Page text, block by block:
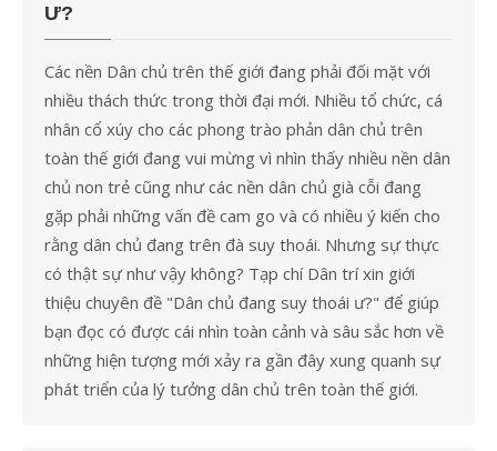
Ư?
Các nền Dân chủ trên thế giới đang phải đối mặt với
nhiều thách thức trong thời đại mới. Nhiều tổ chức, cá
nhân cổ xúy cho các phong trào phản dân chủ trên
toàn thế giới đang vui mừng vì nhìn thấy nhiều nền dân
chủ non trẻ cũng như các nền dân chủ già cỗi đang
gặp phải những vấn đề cam go và có nhiều ý kiến cho
rằng dân chủ đang trên đà suy thoái. Nhưng sự thực
có thật sự như vậy không? Tạp chí Dân trí xin giới
thiệu chuyên đề "Dân chủ đang suy thoái ư?" để giúp
bạn đọc có được cái nhìn toàn cảnh và sâu sắc hơn về
những hiện tượng mới xảy ra gần đây xung quanh sự
phát triển của lý tưởng dân chủ trên toàn thế giới.